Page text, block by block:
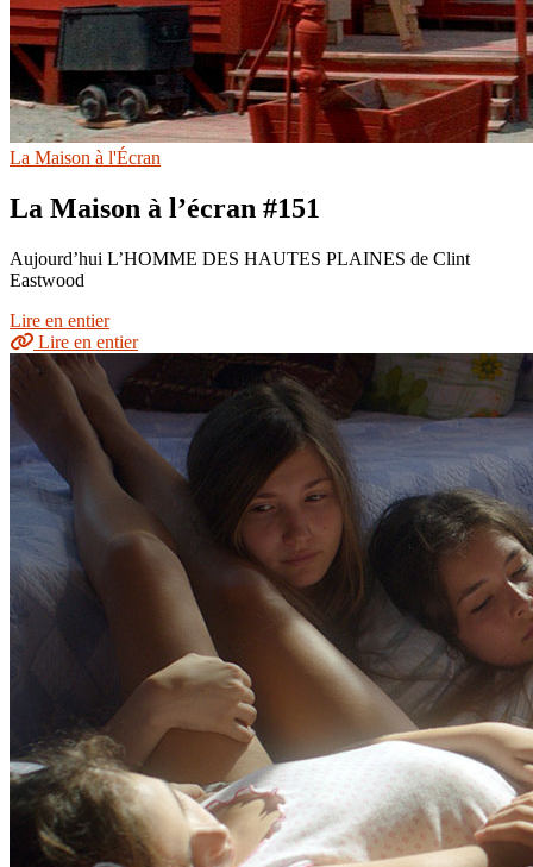
La Maison à l'Écran
La Maison à l’écran #151
Aujourd’hui L’HOMME DES HAUTES PLAINES de Clint
Eastwood
Lire en entier
Lire en entier